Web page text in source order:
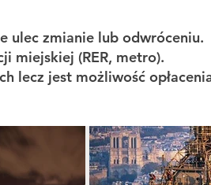
ulec zmianie lub odwróceniu.
miejskiej (RER, metro).
lecz jest możliwość